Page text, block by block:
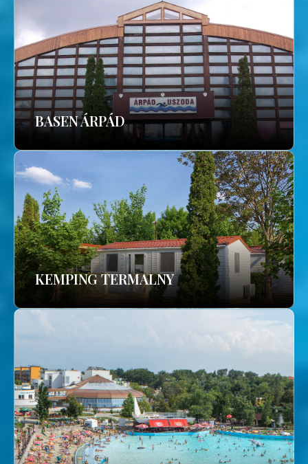
BASEN ÁRPÁD
KEMPING TERMALNY